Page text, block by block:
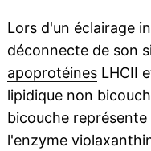
Lors d'un éclairage
déconnecte de son
apoprotéinesLHCII
lipidiquenon
bicouche
l'enzyme